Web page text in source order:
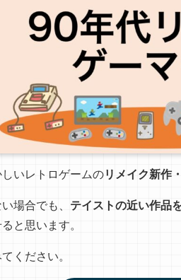
いレトロゲームのリメイク新作
場合でも、 テイストの近い作品
と思います。
ください。